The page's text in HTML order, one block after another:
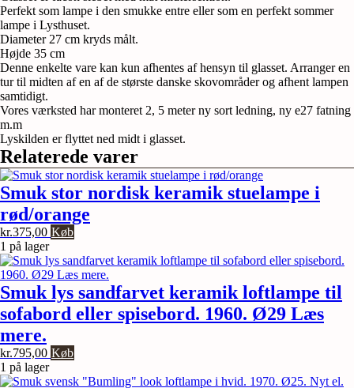
Nyt
el.
Ø27.
Pickup
only
antal
Perfekt som lampe i den smukke entre eller som en perfekt sommer
lampe i Lysthuset.
Diameter 27 cm kryds målt.
Højde 35 cm
Denne enkelte vare kan kun afhentes af hensyn til glasset. Arranger en
tur til midten af en af de største danske skovområder og afhent lampen
samtidigt.
Vores værksted har monteret 2, 5 meter ny sort ledning, ny e27 fatning
m.m
Lyskilden er flyttet ned midt i glasset.
Relaterede varer
Smuk stor nordisk keramik stuelampe i
rød/orange
kr.375,00 Køb
1 på lager
Smuk lys sandfarvet keramik loftlampe til
sofabord eller spisebord. 1960. Ø29 Læs
mere.
kr.795,00 Køb
1 på lager